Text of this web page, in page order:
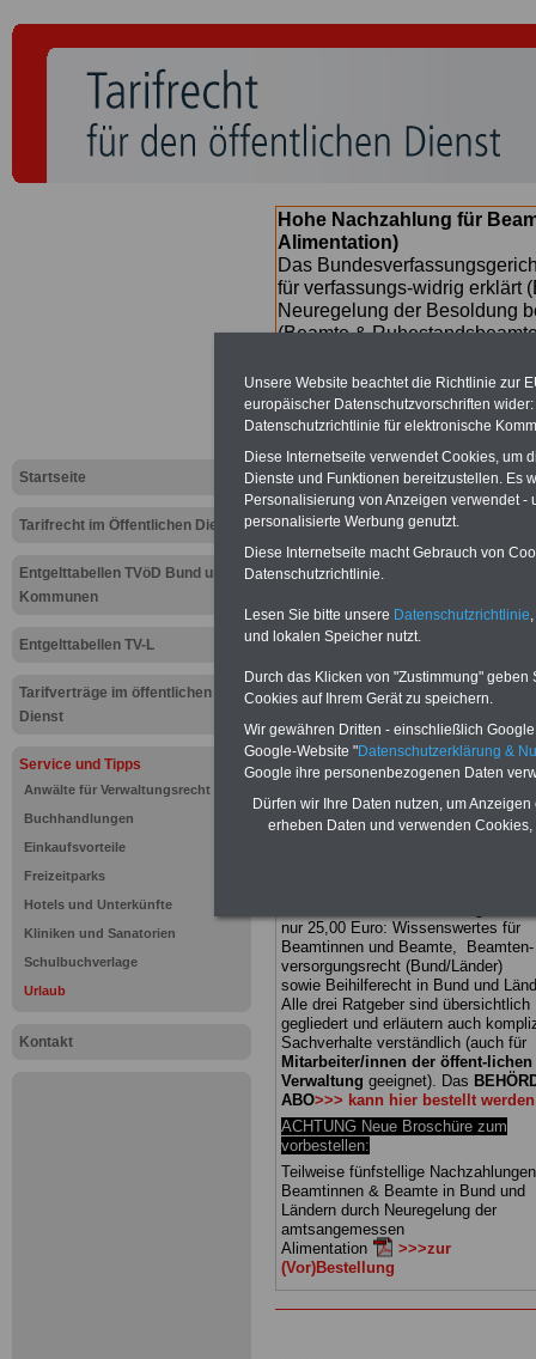
Startseite
Tarifrecht im Öffentlichen Dienst
Entgelttabellen TVöD Bund und
Kommunen
Entgelttabellen TV-L
Tarifverträge im öffentlichen
Dienst
Service und Tipps
Anwälte für Verwaltungsrecht
Buchhandlungen
Einkaufsvorteile
Freizeitparks
Hotels und Unterkünfte
Kliniken und Sanatorien
Schulbuchverlage
Urlaub
Kontakt
Hohe Nachzahlung für
Alimentation)
Das
für verfassungs-widrig erklärt
Neuregelung der Besoldung
(Beamte &
Beamte zwischen mind.
SERVICE gibt hierzu eine
dem Beschluss des
wird (im II. Quartal.2026 >>>
Urlaub und
Neu aufgelegt: Oktober
nur 25,00 Euro: Wissenswertes für
Beamtinnen und Beamte, Beamten-
versorgungsrecht (Bund/Länder)
sowie Beihilferecht in Bund und
Alle drei Ratgeber sind übersichtlich
gegliedert und erläutern auch
Sachverhalte verständlich (auch für
Mitarbeiter/innen der öffent-lichen
Verwaltung geeignet). Das
ABO>>> kann hier bestellt werden
ACHTUNG Neue Broschüre zum
vorbestellen:
Teilweise fünfstellige
Beamtinnen & Beamte in Bund und
Ländern durch Neuregelung der
amtsangemessen
Alimentation
>>>zur
(Vor)Bestellung
Unsere Website beachtet die Richtlinie zur
europäischer Datenschutzvorschriften
Datenschutzrichtlinie für elektronische
Diese Internetseite verwendet Cookies, um
Dienste und Funktionen bereitzustellen. Es
Personalisierung von Anzeigen verwendet
personalisierte Werbung genutzt.
Diese Internetseite macht Gebrauch von
Datenschutzrichtlinie.
Lesen Sie bitte unsere Datenschutzrichtlinie
und lokalen Speicher nutzt.
Durch das Klicken von "Zustimmung"
Cookies auf Ihrem Gerät zu speichern.
Wir gewähren Dritten - einschließlich
Google-Website "Datenschutzerklärung &
Google ihre personenbezogenen Daten
Dürfen wir Ihre Daten nutzen, um
erheben Daten und verwenden